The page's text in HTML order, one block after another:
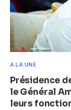
A LA UNE
Présidence
le Général
leurs